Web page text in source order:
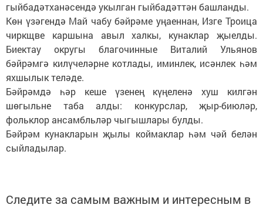
гыйбадәтханәсендә укылган гыйбадәттән башланды.
Көн үзәгендә Май чабу бәйрәме уңаеннан, Изге Троица
чиркщве каршына авыл халкы, кунаклар җыелды.
Биектау округы благочинные Виталий Ульянов
бәйрәмгә килүчеләрне котлады, иминлек, исәнлек һәм
яхшылык теләде.
Бәйрәмдә һәр кеше үзенең күңеленә хуш килгән
шөгыльне таба алды: конкурслар, җыр-биюләр,
фольклор ансамбльләр чыгышлары булды.
Бәйрәм кунакларын җылы коймаклар һәм чәй белән
сыйладылар.
Следите за самым важным и интересным в